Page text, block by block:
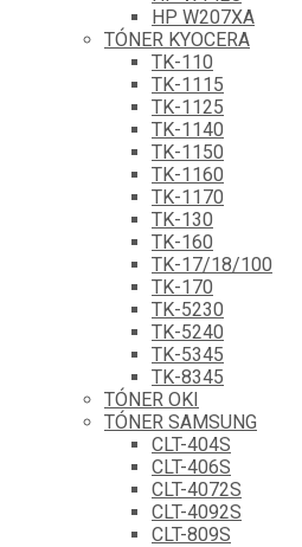
HP W207XA
TÓNER KYOCERA
TK-110
TK-1115
TK-1125
TK-1140
TK-1150
TK-1160
TK-1170
TK-130
TK-160
TK-17/18/100
TK-170
TK-5230
TK-5240
TK-5345
TK-8345
TÓNER OKI
TÓNER SAMSUNG
CLT-404S
CLT-406S
CLT-4072S
CLT-4092S
CLT-809S